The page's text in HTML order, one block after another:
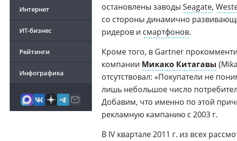
Интернет
ИТ-бизнес
Рейтинги
Инфографика
остановлены заводы Seagate,
со стороны динамично
ридеров и смартфонов.
Кроме того, в Gartner
компании Микако Китагавы
отсутствовал: «Покупатели не
лишь небольшое число
Добавим, что именно по этой
рекламную кампанию с 2003 г.
В IV квартале 2011 г. из всех